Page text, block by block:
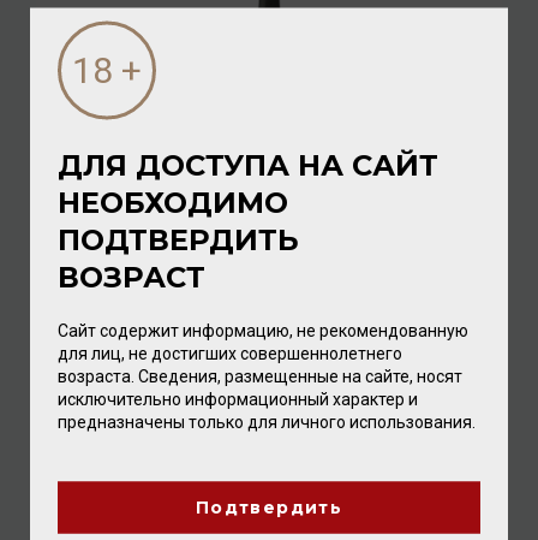
М.Hostomme Gourmandise Blanc de Blancs Grand Cru
Demi-Sec 12% 0,75л
Шампанское
ДЛЯ ДОСТУПА НА САЙТ
НЕОБХОДИМО
ПОДТВЕРДИТЬ
ВОЗРАСТ
Сайт содержит информацию, не рекомендованную
для лиц, не достигших совершеннолетнего
возраста. Сведения, размещенные на сайте, носят
исключительно информационный характер и
предназначены только для личного использования.
Подтвердить